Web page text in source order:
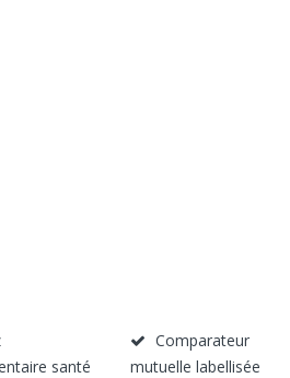
santé
Comparateur
mutuelle labellisée